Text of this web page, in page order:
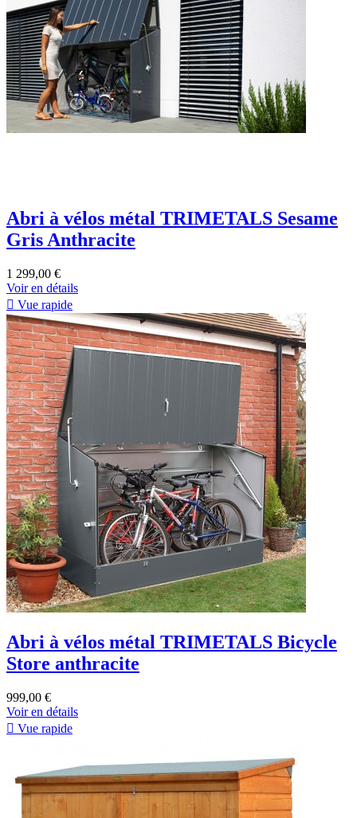
Abri à vélos métal TRIMETALS Sesame
Gris Anthracite
1 299,00 €
Voir en détails
 Vue rapide
Abri à vélos métal TRIMETALS Bicycle
Store anthracite
999,00 €
Voir en détails
 Vue rapide